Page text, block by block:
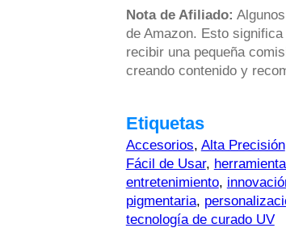
Nota de Afiliado:
de Amazon. Esto
recibir una pequeña
creando contenido y
Etiquetas
Accesorios, Alta Precisión
Fácil de Usar,
entretenimiento,
pigmentaria,
tecnología de curado UV